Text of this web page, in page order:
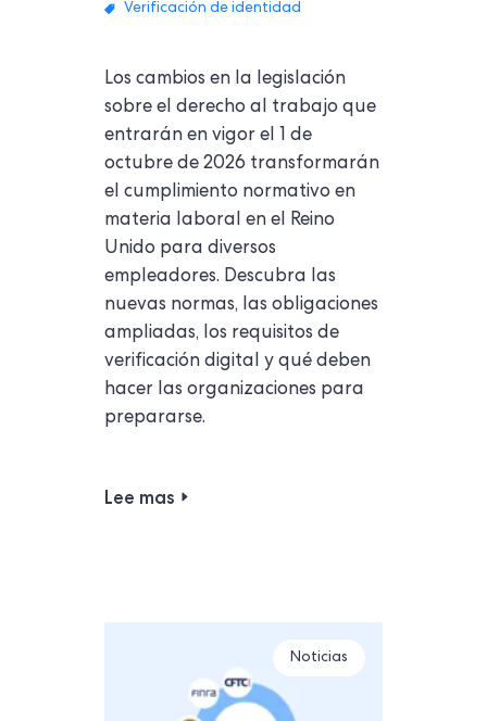
Verificación de identidad
Los cambios en la legislación
sobre el derecho al trabajo que
entrarán en vigor el 1 de
octubre de 2026 transformarán
el cumplimiento normativo en
materia laboral en el Reino
Unido para diversos
empleadores. Descubra las
nuevas normas, las obligaciones
ampliadas, los requisitos de
verificación digital y qué deben
hacer las organizaciones para
prepararse.
Lee mas
Noticias